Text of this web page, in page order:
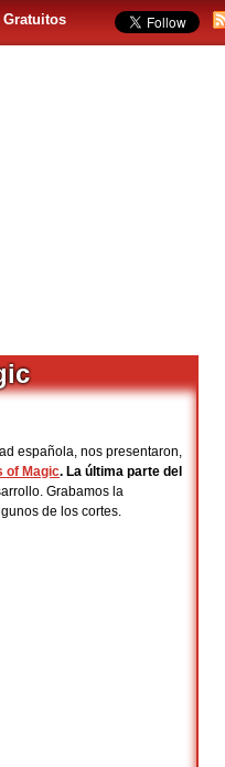
Gratuitos
española, nos presentaron,
of Magic. La última parte del
Grabamos la
de los cortes.